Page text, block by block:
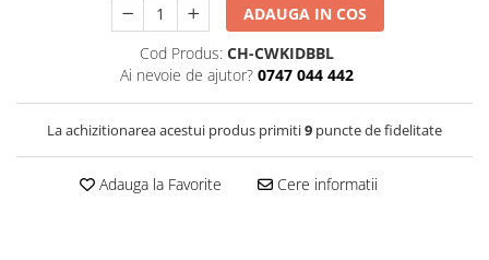
ADAUGA IN COS
Cod Produs: CH-CWKIDBBL
Ai nevoie de ajutor? 0747 044 442
La achizitionarea acestui produs primiti9 puncte de fidelitate
Adauga la Favorite Cere informatii